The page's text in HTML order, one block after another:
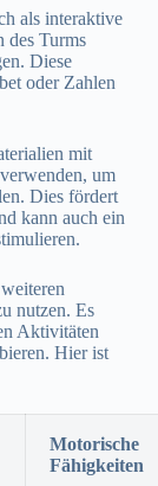
als interaktive
des Turms
Diese
oder Zahlen
mit
um
Dies fördert
kann auch ein
nutzen. Es
Aktivitäten
Hier ist
Motorische
Fähigkeiten